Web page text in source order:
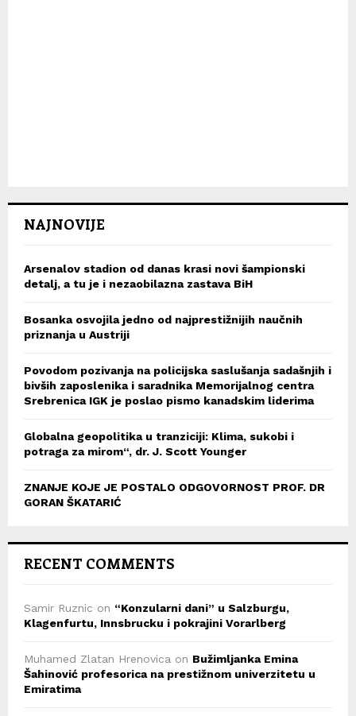
NAJNOVIJE
Arsenalov stadion od danas krasi novi šampionski
detalj, a tu je i nezaobilazna zastava BiH
Bosanka osvojila jedno od najprestižnijih naučnih
priznanja u Austriji
Povodom pozivanja na policijska saslušanja sadašnjih i
bivših zaposlenika i saradnika Memorijalnog centra
Srebrenica IGK je poslao pismo kanadskim liderima
Globalna geopolitika u tranziciji: Klima, sukobi i
potraga za mirom“, dr. J. Scott Younger
ZNANJE KOJE JE POSTALO ODGOVORNOST PROF. DR
GORAN ŠKATARIĆ
RECENT COMMENTS
Samir Ruznic on “Konzularni dani” u Salzburgu,
Klagenfurtu, Innsbrucku i pokrajini Vorarlberg
Muhamed Zlatan Hrenovica on Bužimljanka Emina
Šahinović profesorica na prestižnom univerzitetu u
Emiratima